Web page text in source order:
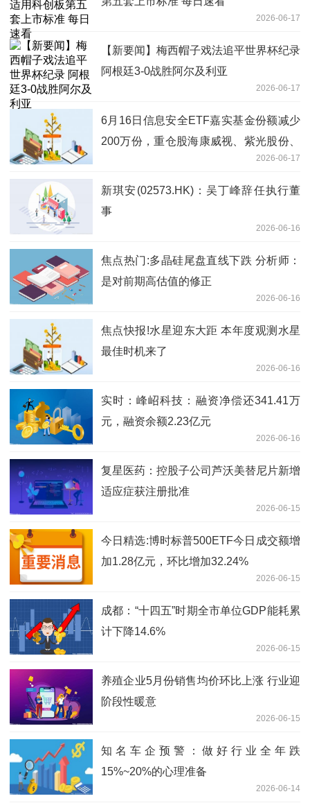
2026-06-17
【新要闻】梅西帽子戏法追平世界杯纪录
阿根廷3-0战胜阿尔及利亚
2026-06-17
6月16日信息安全ETF嘉实基金份额减少
200万份，重仓股海康威视、紫光股份、
2026-06-17
新琪安(02573.HK)：吴丁峰辞任执行董
事
2026-06-16
焦点热门:多晶硅尾盘直线下跌 分析师：
是对前期高估值的修正
2026-06-16
焦点快报!水星迎东大距 本年度观测水星
最佳时机来了
2026-06-16
实时：峰岹科技：融资净偿还341.41万
元，融资余额2.23亿元
2026-06-16
复星医药：控股子公司芦沃美替尼片新增
适应症获注册批准
2026-06-15
今日精选:博时标普500ETF今日成交额增
加1.28亿元，环比增加32.24%
2026-06-15
成都：“十四五”时期全市单位GDP能耗累
计下降14.6%
2026-06-15
养殖企业5月份销售均价环比上涨 行业迎
阶段性暖意
2026-06-15
知名车企预警：做好行业全年跌
15%~20%的心理准备
2026-06-14